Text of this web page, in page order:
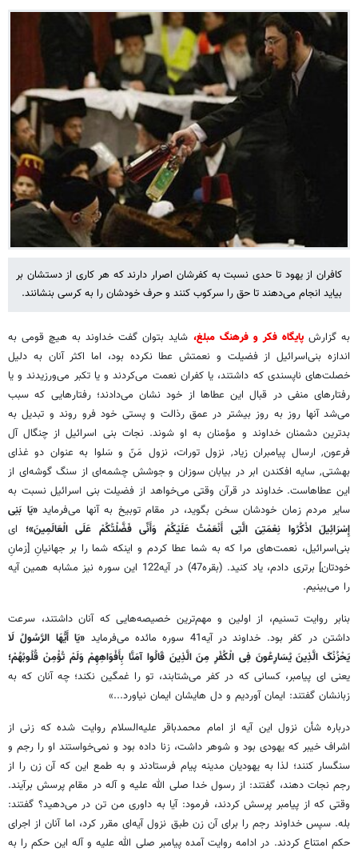
کافران از یهود تا حدی نسبت به کفرشان اصرار دارند که هر کاری از دستشان بر
بیاید انجام می‌دهند تا حق را سرکوب کنند و حرف خودشان را به کرسی بنشانند.
به گزارشپایگاه فکر و فرهنگ مبلغ، شاید بتوان گفت خداوند به هیچ قومی به
اندازه بنی‌اسرائیل از فضیلت و نعمتش عطا نکرده بود، اما اکثر آنان به دلیل
خصلت‌های ناپسندی که داشتند،‌ یا کفران نعمت می‌کردند و یا تکبر می‌ورزیدند و یا
رفتارهای منفی در قبال این عطاها از خود نشان می‌دادند؛‌ رفتارهایی که سبب
می‌شد آنها روز به روز بیشتر در عمق رذالت و پستی خود فرو روند و تبدیل به
بدترین دشمنان خداوند و مؤمنان به او شوند. نجات بنی اسرائیل از چنگال آل
فرعون, ارسال پیامبران زیاد, نزول تورات، نزول مَنّ و سَلوا به عنوان دو غذای
بهشتی, سایه افکندن ابر در بیابان سوزان و جوشش چشمه‌ای از سنگ گوشه‌ای از
این عطاهاست. خداوند در قرآن وقتی می‌خواهد از فضیلت بنی اسرائیل نسبت به
سایر مردم زمان خودشان سخن بگوید، در مقام توبیخ به آنها می‌فرماید«یَا بَنِی
إِسْرَائِیلَ اذْکُرُوا نِعْمَتِیَ الَّتِی أَنْعَمْتُ عَلَیْکُمْ وَأَنِّی فَضَّلْتُکُمْ عَلَی الْعَالَمِینَ»؛ ای
بنی‌اسرائیل، نعمت‌های مرا که به شما عطا کردم و اینکه شما را بر جهانیانِ [زمانِ
خودتان] برتری دادم، یاد کنید. (بقره47) در آیه122 این سوره نیز مشابه همین آیه
را می‌بینیم.
بنابر روایت تسنیم، از اولین و مهم‌ترین خصیصه‌هایی که آنان داشتند، سرعت
داشتن در کفر بود. خداوند در آیه41 سوره مائده می‌فرماید
«یَا أَیُّهَا الرَّسُولُ لَا
یَحْزُنْکَ الَّذِینَ یُسَارِعُونَ فِی الْکُفْرِ مِنَ الَّذِینَ قَالُوا آمَنَّا بِأَفْوَاهِهِمْ وَلَمْ تُؤْمِنْ قُلُوبُهُمْ؛
یعنی ای پیامبر، کسانی که در کفر می‌شتابند، تو را غمگین نکند؛ چه آنان که به
زبانشان گفتند: ایمان آوردیم و دل هایشان ایمان نیاورد...»
درباره شأن نزول این آیه از امام محمدباقر علیه‌السلام روایت شده که زنی از
اشراف خیبر که یهودی بود و شوهر داشت، زنا داده بود و نمی‌خواستند او را رجم و
سنگسار کنند؛ لذا به یهودیان مدینه پیام فرستادند و به طمع این که آن زن را از
رجم نجات دهند، گفتند: از رسول خدا صلی الله علیه و آله در مقام پرسش برآیند.
وقتی که از پیامبر پرسش کردند، فرمود: آیا به داوری من تن در می‌دهید؟ گفتند:
بله. سپس خداوند رجم را برای آن زن طبق نزول آیه‌ای مقرر کرد، اما آنان از اجرای
حکم امتناع کردند. در ادامه روایت آمده پیامبر صلی الله علیه و آله این حکم را به